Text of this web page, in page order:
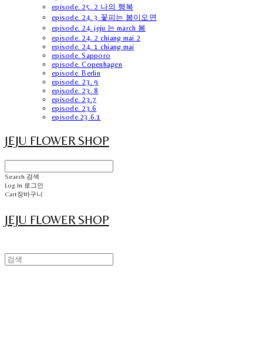
episode. 25. 2 나의 행복
episode. 24. 3 꽃피는 봄이오면
episode. 24. jeju 는 march 봄
episode. 24. 2 chiang mai 2
episode. 24. 1 chiang mai
episode. Sapporo
episode. Copenhagen
episode. Berlin
episode. 23. 9
episode. 23. 8
episode. 23.7
episode. 23.6
episode.23.6.1
JEJU FLOWER SHOP
Search 검색
Log In 로그인
Cart장바구니
JEJU FLOWER SHOP